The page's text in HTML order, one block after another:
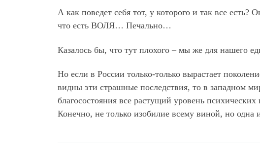
А как поведет себя тот, у которого и так все
что есть ВОЛЯ… Печально…
Казалось бы, что тут плохого – мы же для нашего
Но если в России только-только вырастает
видны эти страшные последствия, то в западном
благосостояния все растущий уровень
Конечно, не только изобилие всему виной, но одна